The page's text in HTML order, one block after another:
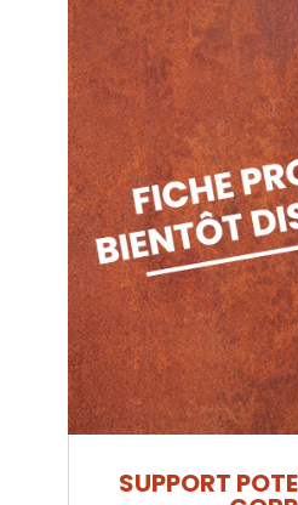
SUPPORT